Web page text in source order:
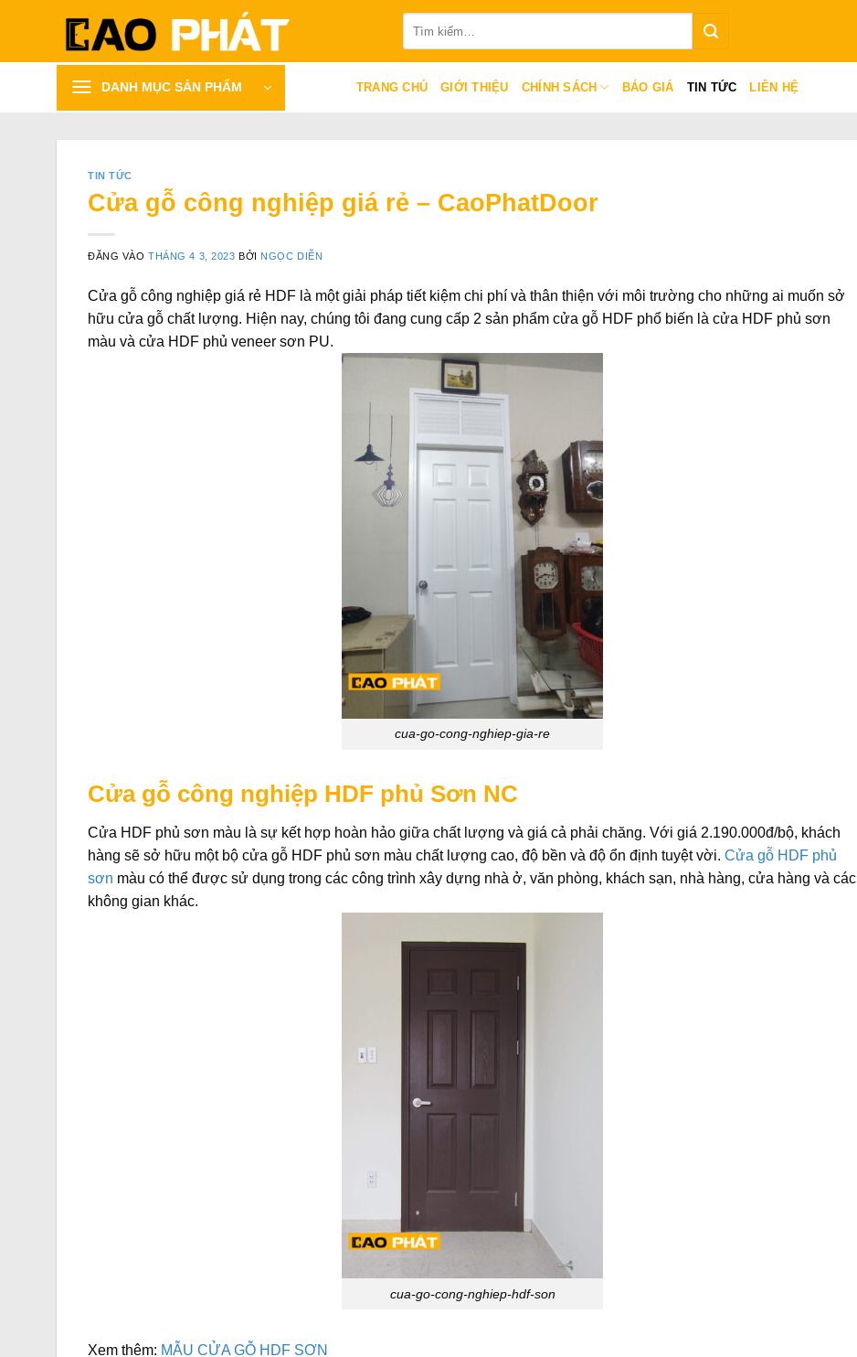
kiếm:
DANH MỤC SẢN PHẨM TRANG CHỦ GIỚI THIỆU CHÍNH SÁCH BÁO GIÁ TIN TỨC LIÊN HỆ
TIN TỨC
Cửa gỗ công nghiệp giá rẻ – CaoPhatDoor
ĐĂNG VÀOTHÁNG 4 3, 2023 BỞI NGỌC DIỄN
Cửa gỗ công nghiệp giá rẻ HDF là một giải pháp tiết kiệm chi phí và thân thiện với môi trường cho những ai muốn sở
hữu cửa gỗ chất lượng. Hiện nay, chúng tôi đang cung cấp 2 sản phẩm cửa gỗ HDF phổ biến là cửa HDF phủ sơn
màu và cửa HDF phủ veneer sơn PU.
cua-go-cong-nghiep-gia-re
Cửa gỗ công nghiệp HDF phủ Sơn NC
Cửa HDF phủ sơn màu là sự kết hợp hoàn hảo giữa chất lượng và giá cả phải chăng. Với giá 2.190.000đ/bộ, khách
hàng sẽ sở hữu một bộ cửa gỗ HDF phủ sơn màu chất lượng cao, độ bền và độ ổn định tuyệt vời. Cửa gỗ HDF phủ
sơn màu có thể được sử dụng trong các công trình xây dựng nhà ở, văn phòng, khách sạn, nhà hàng, cửa hàng và các
không gian khác.
cua-go-cong-nghiep-hdf-son
Xem thêm: MẪU CỬA GỖ HDF SƠN